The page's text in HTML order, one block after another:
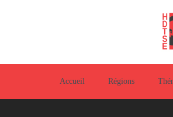
Accueil Régions